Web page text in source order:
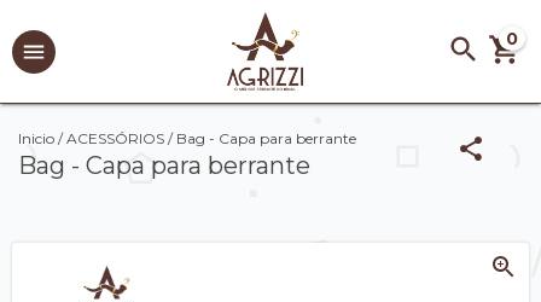
0
Inicio / ACESSÓRIOS / Bag - Capa para berrante
Bag - Capa para berrante